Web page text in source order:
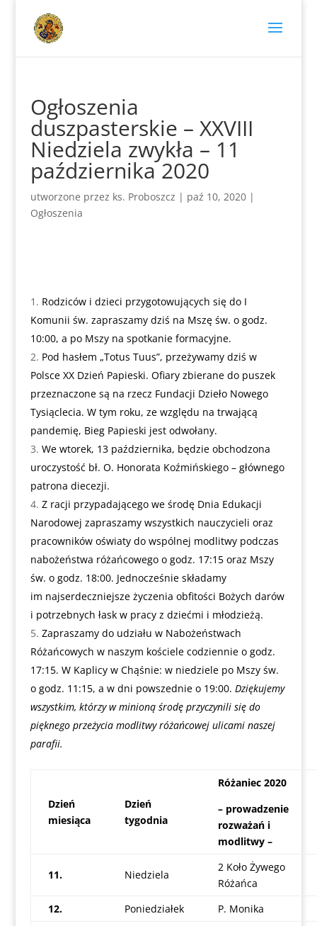
Ogłoszenia
duszpasterskie – XXVIII
Niedziela zwykła – 11
października 2020
utworzone przez ks. Proboszcz | paź 10, 2020|
Ogłoszenia
Rodziców i dzieci przygotowujących się do I
Komunii św. zapraszamy dziś na Mszę św. o godz.
10:00, a po Mszy na spotkanie formacyjne.
Pod hasłem „Totus Tuus”, przeżywamy dziś w
Polsce XX Dzień Papieski. Ofiary zbierane do puszek
przeznaczone są na rzecz Fundacji Dzieło Nowego
Tysiąclecia. W tym roku, ze względu na trwającą
pandemię, Bieg Papieski jest odwołany.
We wtorek, 13 października, będzie obchodzona
uroczystość bł. O. Honorata Koźmińskiego – głównego
patrona diecezji.
Z racji przypadającego we środę Dnia Edukacji
Narodowej zapraszamy wszystkich nauczycieli oraz
pracowników oświaty do wspólnej modlitwy podczas
nabożeństwa różańcowego o godz. 17:15 oraz Mszy
św. o godz. 18:00. Jednocześnie składamy
im najserdeczniejsze życzenia obfitości Bożych darów
i potrzebnych łask w pracy z dziećmi i młodzieżą.
Zapraszamy do udziału w Nabożeństwach
Różańcowych w naszym kościele codziennie o godz.
17:15. W Kaplicy w Chąśnie: w niedziele po Mszy św.
o godz. 11:15, a w dni powszednie o 19:00. Dziękujemy
wszystkim, którzy w minioną środę przyczynili się do
pięknego przeżycia modlitwy różańcowej ulicami naszej
parafii.
Dzień
miesiąca
Dzień
tygodnia
Różaniec 2020
– prowadzenie
rozważań i
modlitwy –
11. Niedziela
2 Koło Żywego
Różańca
12.
Poniedziałek
P. Monika